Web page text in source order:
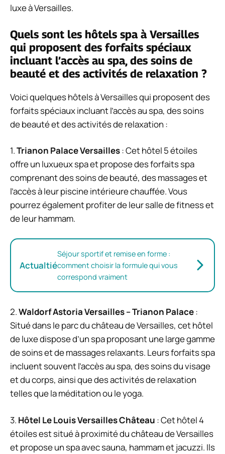
luxe à Versailles.
Quels sont les hôtels spa à Versailles
qui proposent des forfaits spéciaux
incluant l’accès au spa, des soins de
beauté et des activités de relaxation ?
Voici quelques hôtels à Versailles qui proposent des
forfaits spéciaux incluant l’accès au spa, des soins
de beauté et des activités de relaxation :
1.Trianon Palace Versailles: Cet hôtel 5 étoiles
offre un luxueux spa et propose des forfaits spa
comprenant des soins de beauté, des massages et
l’accès à leur piscine intérieure chauffée. Vous
pourrez également profiter de leur salle de fitness et
de leur hammam.
Actualtié
Séjour sportif et remise en forme :
comment choisir la formule qui vous
correspond vraiment
2.Waldorf Astoria Versailles – Trianon Palace:
Situé dans le parc du château de Versailles, cet hôtel
de luxe dispose d’un spa proposant une large gamme
de soins et de massages relaxants. Leurs forfaits spa
incluent souvent l’accès au spa, des soins du visage
et du corps, ainsi que des activités de relaxation
telles que la méditation ou le yoga.
3. Hôtel Le Louis Versailles Château : Cet hôtel 4
étoiles est situé à proximité du château de Versailles
et propose un spa avec sauna, hammam et jacuzzi. Ils